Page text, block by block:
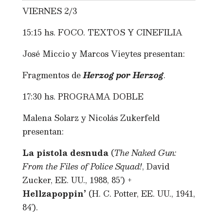
VIERNES 2/3
15:15 hs. FOCO. TEXTOS Y CINEFILIA
José Miccio y Marcos Vieytes presentan:
Fragmentos deHerzog por Herzog.
17:30 hs. PROGRAMA DOBLE
Malena Solarz y Nicolás Zukerfeld
presentan:
La pistola desnuda (The Naked Gun:
From the Files of Police Squad!, David
Zucker, EE. UU., 1988, 85’) +
Hellzapoppin’ (H. C. Potter, EE. UU., 1941,
84’).